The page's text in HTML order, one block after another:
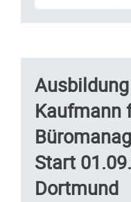
Kaufmann
Start
Dortmund